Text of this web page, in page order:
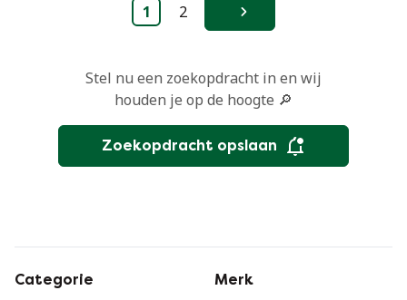
1 2 Volgende
Stel nu een zoekopdracht in en wij
houden je op de hoogte 🔎
Zoekopdracht opslaan
Categorie
Merk